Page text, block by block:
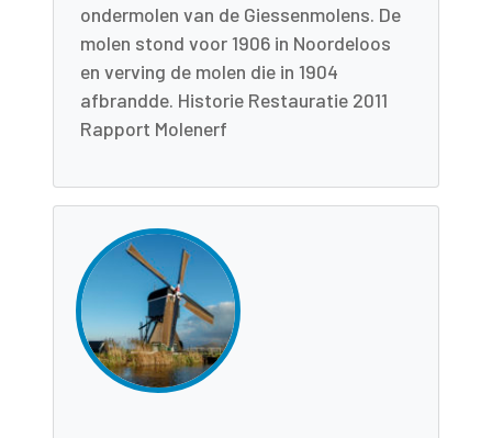
ondermolen van de Giessenmolens. De
molen stond voor 1906 in Noordeloos
en verving de molen die in 1904
afbrandde. Historie Restauratie 2011
Rapport Molenerf